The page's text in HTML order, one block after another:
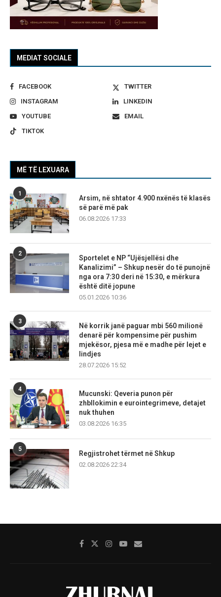
MEDIAT SOCIALE
FACEBOOK
TWITTER
INSTAGRAM
LINKEDIN
YOUTUBE
EMAIL
TIKTOK
MË TË LEXUARA
1
Arsim, në shtator 4.900 nxënës të klasës
së parë më pak
06.08.2026 17:33
2
Sportelet e NP “Ujësjellësi dhe
Kanalizimi” – Shkup nesër do të punojnë
nga ora 7:30 deri në 15:30, e mërkura
është ditë jopune
05.01.2026 10:36
3
Në korrik janë paguar mbi 560 milionë
denarë për kompensime për pushim
mjekësor, pjesa më e madhe për lejet e
lindjes
28.07.2026 15:52
4
Mucunski: Qeveria punon për
zhbllokimin e eurointegrimeve, detajet
nuk thuhen
03.08.2026 16:35
5
Regjistrohet tërmet në Shkup
02.08.2026 22:34